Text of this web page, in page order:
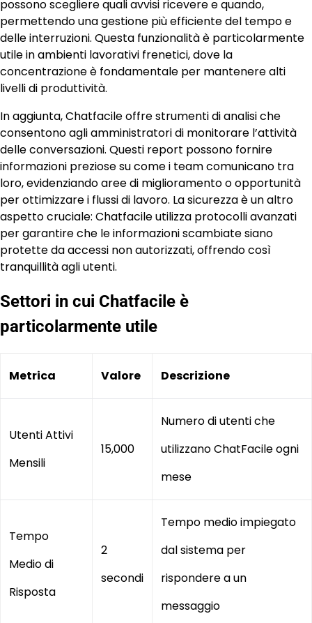
possono scegliere quali avvisi ricevere e quando,
permettendo una gestione più efficiente del tempo e
delle interruzioni. Questa funzionalità è particolarmente
utile in ambienti lavorativi frenetici, dove la
concentrazione è fondamentale per mantenere alti
livelli di produttività.
In aggiunta, Chatfacile offre strumenti di analisi che
consentono agli amministratori di monitorare l’attività
delle conversazioni. Questi report possono fornire
informazioni preziose su come i team comunicano tra
loro, evidenziando aree di miglioramento o opportunità
per ottimizzare i flussi di lavoro. La sicurezza è un altro
aspetto cruciale: Chatfacile utilizza protocolli avanzati
per garantire che le informazioni scambiate siano
protette da accessi non autorizzati, offrendo così
tranquillità agli utenti.
Settori in cui Chatfacile è
particolarmente utile
Metrica Valore Descrizione
Utenti Attivi
Mensili
15,000
Numero di utenti che
utilizzano ChatFacile ogni
mese
Tempo
Medio di
Risposta
2
secondi
Tempo medio impiegato
dal sistema per
rispondere a un
messaggio